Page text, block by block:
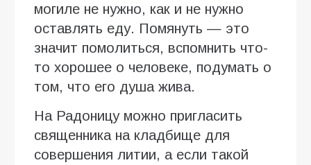
могиле не нужно, как и не нужно
оставлять еду. Помянуть — это
значит помолиться, вспомнить что-
то хорошее о человеке, подумать о
том, что его душа жива.
На Радоницу можно пригласить
священника на кладбище для
совершения литии, а если такой